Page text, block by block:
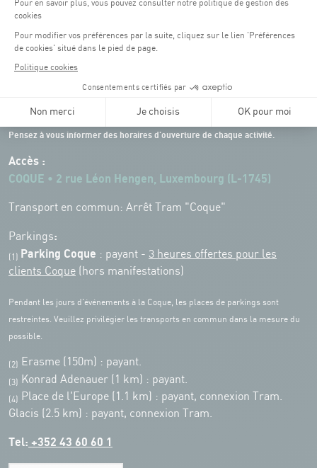
Horaires d'ouverture du batiment de la Coque :
Pensez à vous informer des horaires d'ouverture de chaque activité.
Accès :
COQUE • 2 rue Léon Hengen, Luxembourg (L-1745)
Transport en commun: Arrêt Tram "Coque"
Parkings:
(1) Parking Coque : payant - 3 heures offertes pour les
clients Coque (hors manifestations)
Pendant les jours d'événements à la Coque, les places de parkings sont
restreintes. Veuillez privilégier les transports en commun dans la mesure du
possible.
(2) Erasme (150m) : payant.
(3) Konrad Adenauer (1 km) : payant.
(4)
Place de l'Europe (1.1 km) : payant, connexion Tram.
Glacis (2.5 km) : payant, connexion Tram.
Tel: +352 43 60 60 1